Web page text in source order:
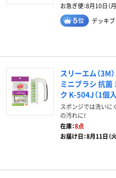
お急ぎ便：8月10日（月
デッキ
スリーエム（3M
ミニブラシ 抗菌
ク K-504J（1個入
スポンジでは洗いに
の汚れに！
在庫：8点
お届け日：8月11日（火